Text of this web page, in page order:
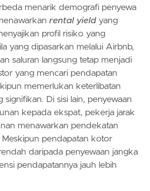
menarik demografi penyewa
rental yieldyang
profil risiko yang
yang dipasarkan melalui Airbnb,
saluran langsung tetap menjadi
yang mencari pendapatan
memerlukan keterlibatan
signifikan. Di sisi lain, penyewaan
kepada ekspat, pekerja jarak
menawarkan pendekatan
Meskipun pendapatan kotor
daripada penyewaan jangka
pendapatannya jauh lebih